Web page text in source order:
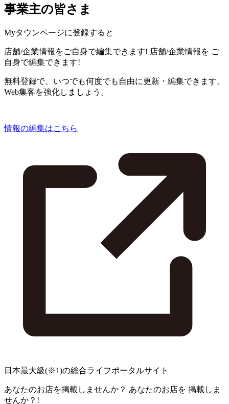
事業主の皆さま
Myタウンページに登録すると
店舗/企業情報をご自身で編集できます! 店舗/企業情報を ご
自身で編集できます!
無料登録で、いつでも何度でも自由に更新・編集できます。
Web集客を強化しましょう。
情報の編集はこちら
日本最大級(※1)の総合ライフポータルサイト
あなたのお店を掲載しませんか？ あなたのお店を 掲載しま
せんか？!